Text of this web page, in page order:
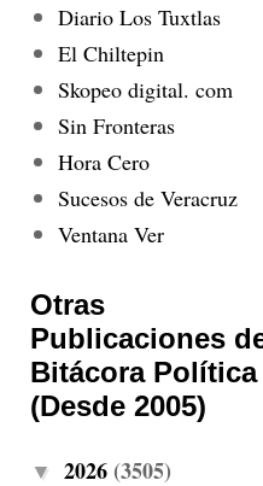
Diario Los Tuxtlas
El Chiltepin
Skopeo digital. com
Sin Fronteras
Hora Cero
Sucesos de Veracruz
Ventana Ver
Otras
Publicaciones
Bitácora Política
(Desde 2005)
▼ 2026 (3505)